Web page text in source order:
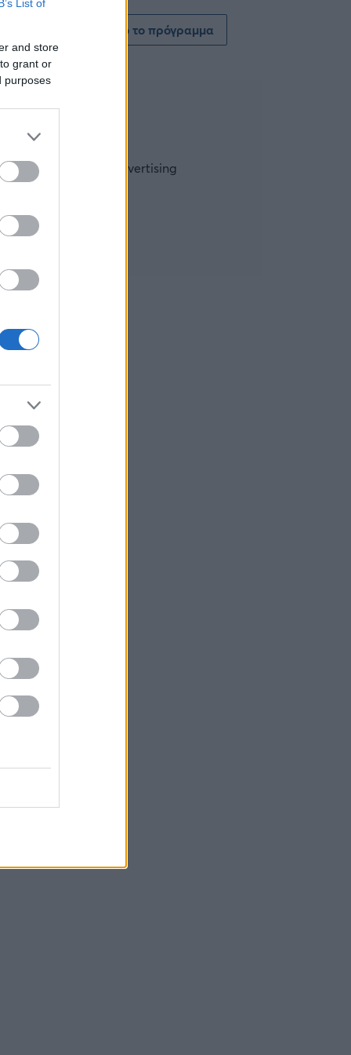
List of
and store
grant or
purposes
Δείτε όλο το πρόγραμμα